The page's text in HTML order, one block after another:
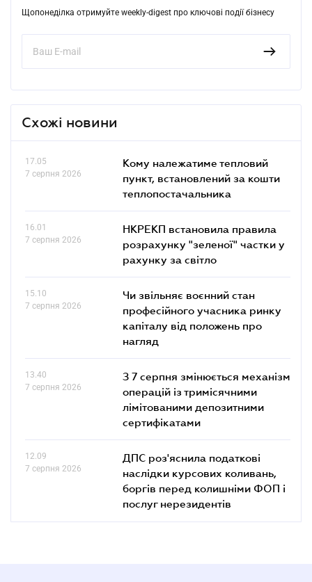
Щопонеділка отримуйте weekly-digest про ключові події бізнесу
Схожі новини
17.05
7 серпня 2026
Кому належатиме тепловий
пункт, встановлений за кошти
теплопостачальника
16.01
7 серпня 2026
НКРЕКП встановила правила
розрахунку "зеленої" частки у
рахунку за світло
15.10
7 серпня 2026
Чи звільняє воєнний стан
професійного учасника ринку
капіталу від положень про
нагляд
13.40
7 серпня 2026
З 7 серпня змінюється механізм
операцій із тримісячними
лімітованими депозитними
сертифікатами
12.09
7 серпня 2026
ДПС роз'яснила податкові
наслідки курсових коливань,
боргів перед колишніми ФОП і
послуг нерезидентів